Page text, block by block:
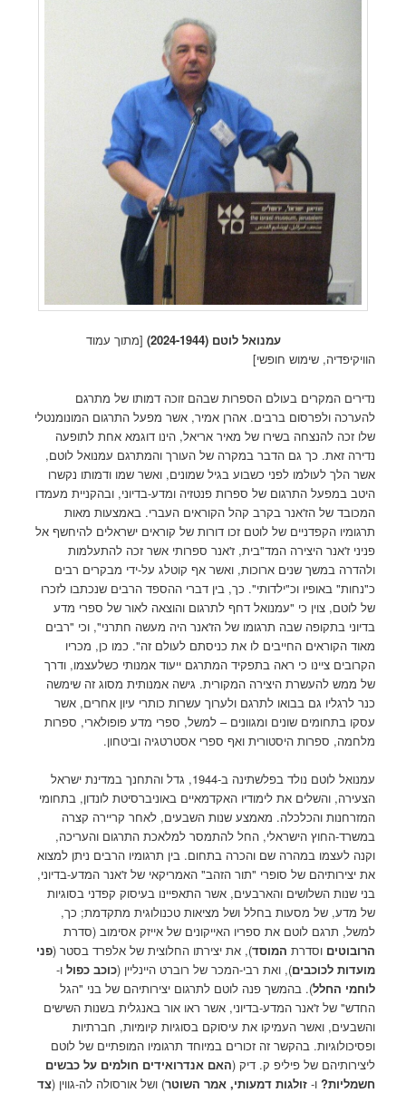
עמנואל לוטם (2024-1944)
[מתוך עמוד
הוויקיפדיה, שימוש חופשי]
נדירים המקרים בעולם הספרות שבהם זוכה דמותו של מתרגם
להערכה ולפרסום ברבים. אהרן אמיר, אשר מפעל התרגום המונומנטלי
שלו זכה להנצחה בשירו של מאיר אריאל, הינו דוגמא אחת לתופעה
נדירה זאת. כך גם הדבר במקרה של העורך והמתרגם עמנואל לוטם,
אשר הלך לעולמו לפני כשבוע בגיל שמונים, ואשר שמו ודמותו נקשרו
היטב במפעל התרגום של ספרות פנטזיה ומדע-בדיוני, ובהקניית מעמדו
המכובד של הז'אנר בקרב קהל הקוראים העברי. באמצעות מאות
תרגומיו הקפדניים של לוטם זכו דורות של קוראים ישראלים להיחשף אל
פניני ז'אנר היצירה המד"בית, ז'אנר ספרותי אשר זכה להתעלמות
ולהדרה במשך שנים ארוכות, ואשר אף קוטלג על-ידי מבקרים רבים
כ"נחות" באופיו וכ"ילדותי". כך, בין דברי ההספד הרבים שנכתבו לזכרו
של לוטם, צוין כי "עמנואל דחף לתרגום והוצאה לאור של ספרי מדע
בדיוני בתקופה שבה תרגומו של הז'אנר היה מעשה חתרני", וכי "רבים
מאוד הקוראים החייבים לו את כניסתם לעולם זה". כמו כן, מכריו
הקרובים ציינו כי ראה בתפקיד המתרגם ייעוד אמנותי כשלעצמו, ודרך
של ממש להעשרת היצירה המקורית. גישה אמנותית מסוג זה שימשה
כנר לרגליו גם בבואו לתרגם ולערוך עשרות כותרי עיון אחרים, אשר
עסקו בתחומים שונים ומגוונים – למשל, ספרי מדע פופולארי, ספרות
מלחמה, ספרות היסטורית ואף ספרי אסטרטגיה וביטחון.
עמנואל לוטם נולד בפלשתינה ב-1944, גדל והתחנך במדינת ישראל
הצעירה, והשלים את לימודיו האקדמאיים באוניברסיטת לונדון, בתחומי
המזרחנות והכלכלה. מאמצע שנות השבעים, לאחר קריירה קצרה
במשרד-החוץ הישראלי, החל להתמסר למלאכת התרגום והעריכה,
וקנה לעצמו במהרה שם והכרה בתחום. בין תרגומיו הרבים ניתן למצוא
את יצירותיהם של סופרי "תור הזהב" האמריקאי של ז'אנר המדע-בדיוני,
בני שנות השלושים והארבעים, אשר התאפיינו בעיסוק קפדני בסוגיות
של מדע, של מסעות בחלל ושל מציאות טכנולוגית מתקדמת; כך,
למשל, תרגם לוטם את ספריו האייקונים של אייזק אסימוב (סדרת
הרובוטים וסדרת המוסד), את יצירתו החלוצית של אלפרד בסטר (פני
מועדות לכוכבים), ואת רבי-המכר של רוברט היינליין (כוכב כפולו-
לוחמי החלל). בהמשך פנה לוטם לתרגום יצירותיהם של בני "הגל
החדש" של ז'אנר המדע-בדיוני, אשר ראו אור באנגלית בשנות השישים
והשבעים, ואשר העמיקו את עיסוקם בסוגיות קיומיות, חברתיות
ופסיכולוגיות. בהקשר זה זכורים במיוחד תרגומיו המופתיים של לוטם
ליצירותיהם של פיליפ ק. דיק (האם אנדרואידים חולמים על כבשים
חשמליות? ו-זולגות דמעותי, אמר השוטר) ושל אורסולה לה-גווין (צד